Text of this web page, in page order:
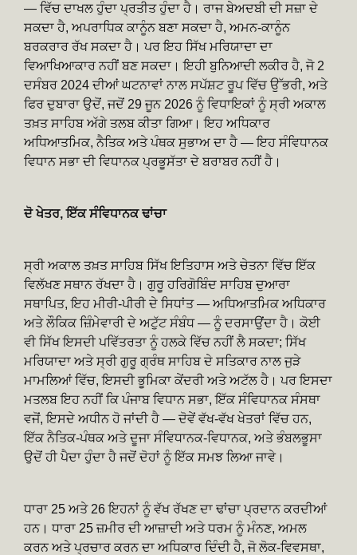
— ਵਿੱਚ ਦਾਖਲ ਹੁੰਦਾ ਪ੍ਰਤੀਤ ਹੁੰਦਾ ਹੈ। ਰਾਜ ਬੇਅਦਬੀ ਦੀ ਸਜ਼ਾ ਦੇ
ਸਕਦਾ ਹੈ, ਅਪਰਾਧਿਕ ਕਾਨੂੰਨ ਬਣਾ ਸਕਦਾ ਹੈ, ਅਮਨ-ਕਾਨੂੰਨ
ਬਰਕਰਾਰ ਰੱਖ ਸਕਦਾ ਹੈ। ਪਰ ਇਹ ਸਿੱਖ ਮਰਿਯਾਦਾ ਦਾ
ਵਿਆਖਿਆਕਾਰ ਨਹੀਂ ਬਣ ਸਕਦਾ। ਇਹੀ ਬੁਨਿਆਦੀ ਲਕੀਰ ਹੈ, ਜੋ 2
ਦਸੰਬਰ 2024 ਦੀਆਂ ਘਟਨਾਵਾਂ ਨਾਲ ਸਪੱਸ਼ਟ ਰੂਪ ਵਿੱਚ ਉੱਭਰੀ, ਅਤੇ
ਫਿਰ ਦੁਬਾਰਾ ਉਦੋਂ, ਜਦੋਂ 29 ਜੂਨ 2026 ਨੂੰ ਵਿਧਾਇਕਾਂ ਨੂੰ ਸ੍ਰੀ ਅਕਾਲ
ਤਖ਼ਤ ਸਾਹਿਬ ਅੱਗੇ ਤਲਬ ਕੀਤਾ ਗਿਆ। ਇਹ ਅਧਿਕਾਰ
ਅਧਿਆਤਮਿਕ, ਨੈਤਿਕ ਅਤੇ ਪੰਥਕ ਸੁਭਾਅ ਦਾ ਹੈ — ਇਹ ਸੰਵਿਧਾਨਕ
ਵਿਧਾਨ ਸਭਾ ਦੀ ਵਿਧਾਨਕ ਪ੍ਰਭੂਸੱਤਾ ਦੇ ਬਰਾਬਰ ਨਹੀਂ ਹੈ।
ਦੋ ਖੇਤਰ, ਇੱਕ ਸੰਵਿਧਾਨਕ ਢਾਂਚਾ
ਸ੍ਰੀ ਅਕਾਲ ਤਖ਼ਤ ਸਾਹਿਬ ਸਿੱਖ ਇਤਿਹਾਸ ਅਤੇ ਚੇਤਨਾ ਵਿੱਚ ਇੱਕ
ਵਿਲੱਖਣ ਸਥਾਨ ਰੱਖਦਾ ਹੈ। ਗੁਰੂ ਹਰਿਗੋਬਿੰਦ ਸਾਹਿਬ ਦੁਆਰਾ
ਸਥਾਪਿਤ, ਇਹ ਮੀਰੀ-ਪੀਰੀ ਦੇ ਸਿਧਾਂਤ — ਅਧਿਆਤਮਿਕ ਅਧਿਕਾਰ
ਅਤੇ ਲੌਕਿਕ ਜ਼ਿੰਮੇਵਾਰੀ ਦੇ ਅਟੁੱਟ ਸੰਬੰਧ — ਨੂੰ ਦਰਸਾਉਂਦਾ ਹੈ। ਕੋਈ
ਵੀ ਸਿੱਖ ਇਸਦੀ ਪਵਿੱਤਰਤਾ ਨੂੰ ਹਲਕੇ ਵਿੱਚ ਨਹੀਂ ਲੈ ਸਕਦਾ; ਸਿੱਖ
ਮਰਿਯਾਦਾ ਅਤੇ ਸ੍ਰੀ ਗੁਰੂ ਗ੍ਰੰਥ ਸਾਹਿਬ ਦੇ ਸਤਿਕਾਰ ਨਾਲ ਜੁੜੇ
ਮਾਮਲਿਆਂ ਵਿੱਚ, ਇਸਦੀ ਭੂਮਿਕਾ ਕੇਂਦਰੀ ਅਤੇ ਅਟੱਲ ਹੈ। ਪਰ ਇਸਦਾ
ਮਤਲਬ ਇਹ ਨਹੀਂ ਕਿ ਪੰਜਾਬ ਵਿਧਾਨ ਸਭਾ, ਇੱਕ ਸੰਵਿਧਾਨਕ ਸੰਸਥਾ
ਵਜੋਂ, ਇਸਦੇ ਅਧੀਨ ਹੋ ਜਾਂਦੀ ਹੈ — ਦੋਵੇਂ ਵੱਖ-ਵੱਖ ਖੇਤਰਾਂ ਵਿੱਚ ਹਨ,
ਇੱਕ ਨੈਤਿਕ-ਪੰਥਕ ਅਤੇ ਦੂਜਾ ਸੰਵਿਧਾਨਕ-ਵਿਧਾਨਕ, ਅਤੇ ਭੰਬਲਭੂਸਾ
ਉਦੋਂ ਹੀ ਪੈਦਾ ਹੁੰਦਾ ਹੈ ਜਦੋਂ ਦੋਹਾਂ ਨੂੰ ਇੱਕ ਸਮਝ ਲਿਆ ਜਾਵੇ।
ਧਾਰਾ 25 ਅਤੇ 26 ਇਹਨਾਂ ਨੂੰ ਵੱਖ ਰੱਖਣ ਦਾ ਢਾਂਚਾ ਪ੍ਰਦਾਨ ਕਰਦੀਆਂ
ਹਨ। ਧਾਰਾ 25 ਜ਼ਮੀਰ ਦੀ ਆਜ਼ਾਦੀ ਅਤੇ ਧਰਮ ਨੂੰ ਮੰਨਣ, ਅਮਲ
ਕਰਨ ਅਤੇ ਪ੍ਰਚਾਰ ਕਰਨ ਦਾ ਅਧਿਕਾਰ ਦਿੰਦੀ ਹੈ, ਜੋ ਲੋਕ-ਵਿਵਸਥਾ,